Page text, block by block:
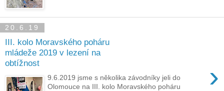
20.6.19
III. kolo Moravského poháru
mládeže 2019 v lezení na
obtížnost
›
9.6.2019 jsme s několika závodníky jeli do
Olomouce na III. kolo Moravského poháru